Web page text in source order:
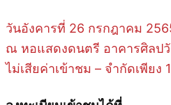
วันอังคารที่ 26 กรกฎาคม
ณ หอแสดงดนตรี อาคารศิลป
ไม่เสียค่าเข้าชม – จำกัดเพีย